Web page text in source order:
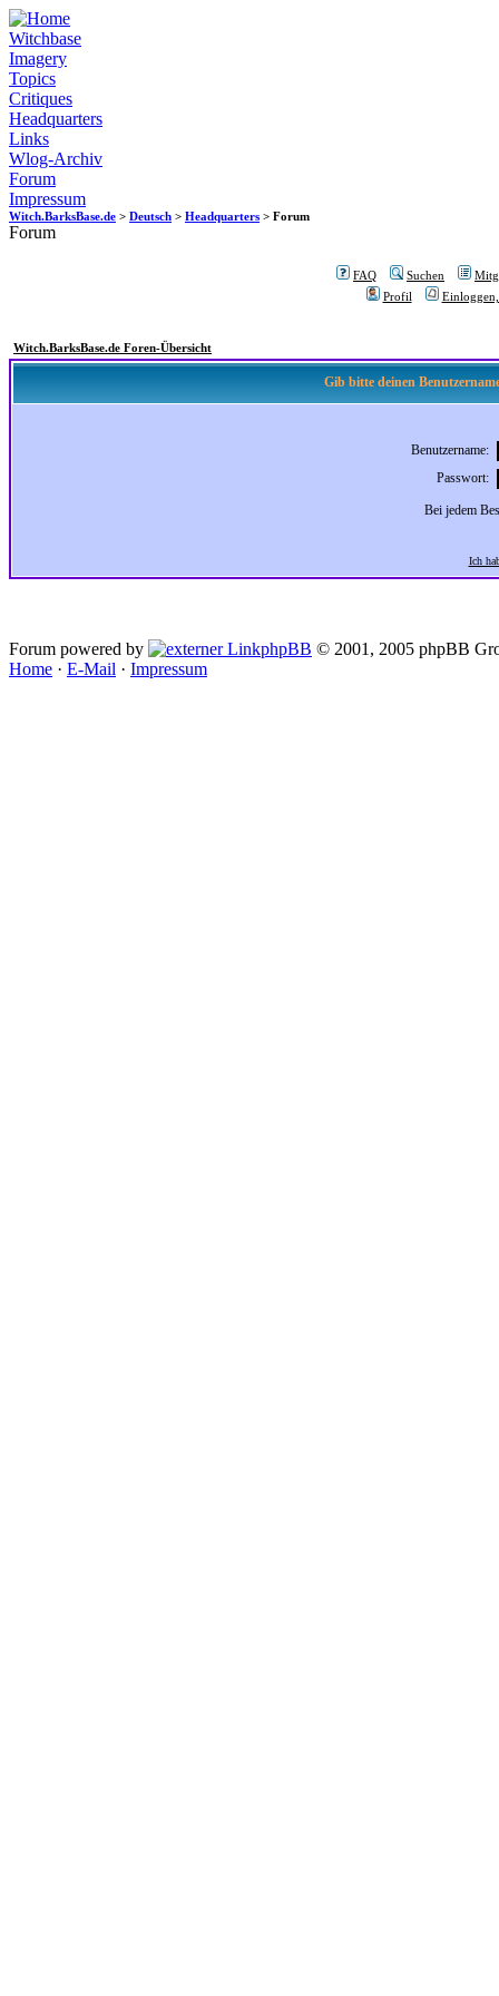
Witchbase
Imagery
Topics
Critiques
Headquarters
Links
Wlog-Archiv
Forum
Impressum
Witch.BarksBase.de > Deutsch > Headquarters > Forum
Forum
FAQ Suchen
Profil
Witch.BarksBase.de Foren-Übersicht
Gib bitte deinen
Benutzername:
Passwort:
Bei jedem
Ich
Forum powered by phpBB © 2001, 2005 phpBB
Home · E-Mail · Impressum